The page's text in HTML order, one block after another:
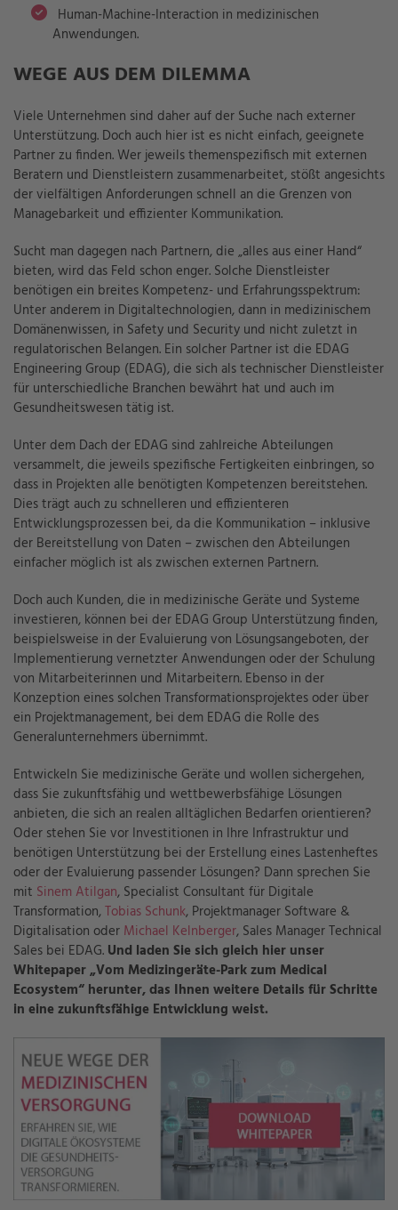
Human-Machine-Interaction in medizinischen
Anwendungen.
WEGE AUS DEM DILEMMA
Viele Unternehmen sind daher auf der Suche nach externer
Unterstützung. Doch auch hier ist es nicht einfach, geeignete
Partner zu finden. Wer jeweils themenspezifisch mit externen
Beratern und Dienstleistern zusammenarbeitet, stößt angesichts
der vielfältigen Anforderungen schnell an die Grenzen von
Managebarkeit und effizienter Kommunikation.
Sucht man dagegen nach Partnern, die „alles aus einer Hand“
bieten, wird das Feld schon enger. Solche Dienstleister
benötigen ein breites Kompetenz- und Erfahrungsspektrum:
Unter anderem in Digitaltechnologien, dann in medizinischem
Domänenwissen, in Safety und Security und nicht zuletzt in
regulatorischen Belangen. Ein solcher Partner ist die EDAG
Engineering Group (EDAG), die sich als technischer Dienstleister
für unterschiedliche Branchen bewährt hat und auch im
Gesundheitswesen tätig ist.
Unter dem Dach der EDAG sind zahlreiche Abteilungen
versammelt, die jeweils spezifische Fertigkeiten einbringen, so
dass in Projekten alle benötigten Kompetenzen bereitstehen.
Dies trägt auch zu schnelleren und effizienteren
Entwicklungsprozessen bei, da die Kommunikation – inklusive
der Bereitstellung von Daten – zwischen den Abteilungen
einfacher möglich ist als zwischen externen Partnern.
Doch auch Kunden, die in medizinische Geräte und Systeme
investieren, können bei der EDAG Group Unterstützung finden,
beispielsweise in der Evaluierung von Lösungsangeboten, der
Implementierung vernetzter Anwendungen oder der Schulung
von Mitarbeiterinnen und Mitarbeitern. Ebenso in der
Konzeption eines solchen Transformationsprojektes oder über
ein Projektmanagement, bei dem EDAG die Rolle des
Generalunternehmers übernimmt.
Entwickeln Sie medizinische Geräte und wollen sichergehen,
dass Sie zukunftsfähig und wettbewerbsfähige Lösungen
anbieten, die sich an realen alltäglichen Bedarfen orientieren?
Oder stehen Sie vor Investitionen in Ihre Infrastruktur und
benötigen Unterstützung bei der Erstellung eines Lastenheftes
oder der Evaluierung passender Lösungen? Dann sprechen Sie
mit Sinem Atilgan, Specialist Consultant für Digitale
Transformation,Tobias Schunk, Projektmanager Software &
Digitalisation oder Michael Kelnberger, Sales Manager Technical
Sales bei EDAG. Und laden Sie sich gleich hier unser
Whitepaper „Vom Medizingeräte-Park zum Medical
Ecosystem“ herunter, das Ihnen weitere Details für Schritte
in eine zukunftsfähige Entwicklung weist.